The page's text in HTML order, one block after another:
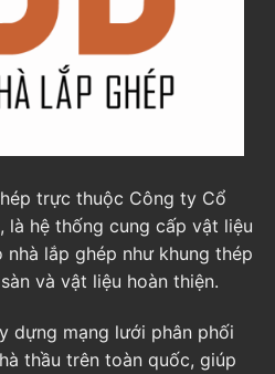
trực thuộc Công ty Cổ
là hệ thống cung cấp vật liệu
lắp ghép như khung thép
và vật liệu hoàn thiện.
dựng mạng lưới phân phối
thầu trên toàn quốc, giúp